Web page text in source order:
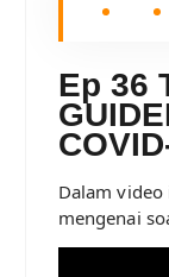
Ep 36
Dalam
mengenai